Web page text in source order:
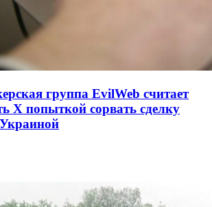
группа EvilWeb считает
Х попыткой сорвать сделку